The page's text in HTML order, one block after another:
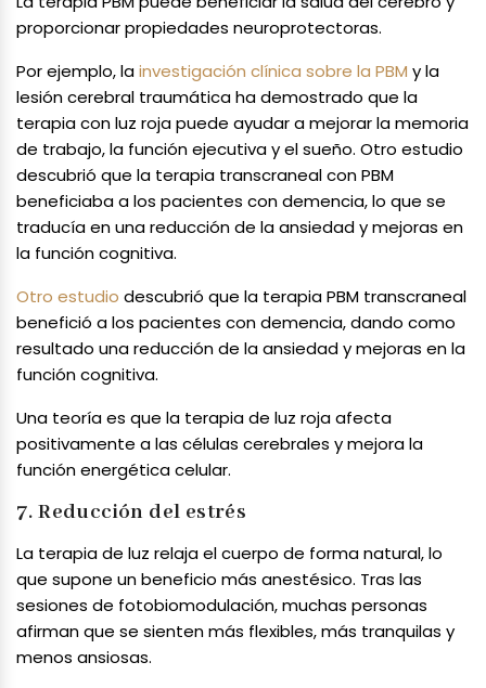
proporcionar propiedades neuroprotectoras.
Por ejemplo, lainvestigación clínica sobre la PBM y la
lesión cerebral traumática ha demostrado que la
terapia con luz roja puede ayudar a mejorar la memoria
de trabajo, la función ejecutiva y el sueño. Otro estudio
descubrió que la terapia transcraneal con PBM
beneficiaba a los pacientes con demencia, lo que se
traducía en una reducción de la ansiedad y mejoras en
la función cognitiva.
Otro estudio descubrió que la terapia PBM transcraneal
benefició a los pacientes con demencia, dando como
resultado una reducción de la ansiedad y mejoras en la
función cognitiva.
Una teoría es que la terapia de luz roja afecta
positivamente a las células cerebrales y mejora la
función energética celular.
7. Reducción del estrés
La terapia de luz relaja el cuerpo de forma natural, lo
que supone un beneficio más anestésico. Tras las
sesiones de fotobiomodulación, muchas personas
afirman que se sienten más flexibles, más tranquilas y
menos ansiosas.